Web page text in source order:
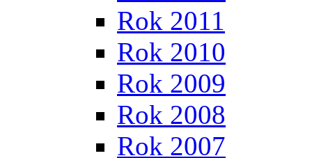
Rok 2011
Rok 2010
Rok 2009
Rok 2008
Rok 2007